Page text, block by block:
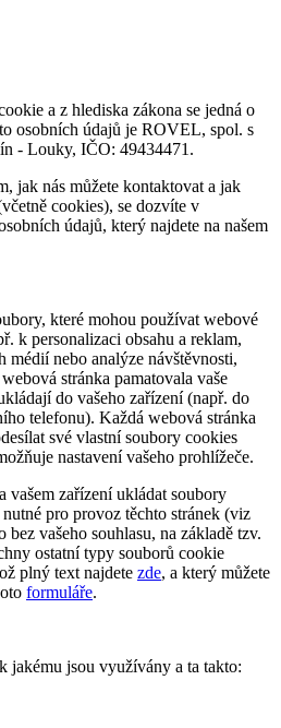
a z hlediska zákona se jedná o
osobních údajů je ROVEL, spol. s
- Louky, IČO: 49434471.
jak nás můžete kontaktovat a jak
cookies), se dozvíte v
údajů, který najdete na našem
které mohou používat webové
k personalizaci obsahu a reklam,
nebo analýze návštěvnosti,
stránka pamatovala vaše
do vašeho zařízení (např. do
telefonu). Každá webová stránka
své vlastní soubory cookies
nastavení vašeho prohlížeče.
vašem zařízení ukládat soubory
pro provoz těchto stránek (viz
bez vašeho souhlasu, na základě tzv.
ostatní typy souborů cookie
plný text najdete zde, a který můžete
formuláře.
jakému jsou využívány a ta takto: